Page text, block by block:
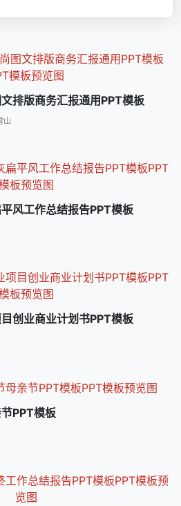
排版商务汇报通用PPT模板
山
风工作总结报告PPT模板
创业商业计划书PPT模板
PPT模板